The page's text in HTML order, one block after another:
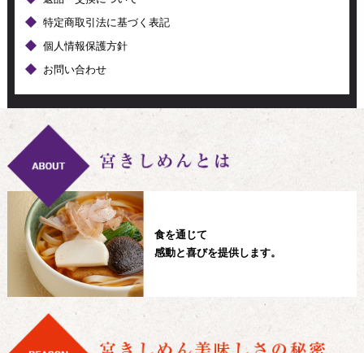
特定商取引法に基づく表記
個人情報保護方針
お問い合わせ
食を通じて
感動と喜びを提供します。